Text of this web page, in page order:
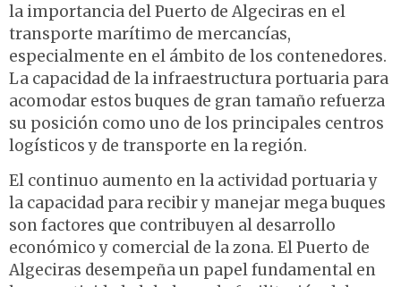
la importancia del Puerto de Algeciras en el
transporte marítimo de mercancías,
especialmente en el ámbito de los contenedores.
La capacidad de la infraestructura portuaria para
acomodar estos buques de gran tamaño refuerza
su posición como uno de los principales centros
logísticos y de transporte en la región.
El continuo aumento en la actividad portuaria y
la capacidad para recibir y manejar mega buques
son factores que contribuyen al desarrollo
económico y comercial de la zona. El Puerto de
Algeciras desempeña un papel fundamental en